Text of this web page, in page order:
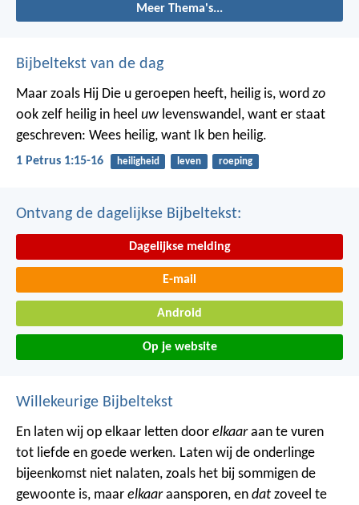
Meer Thema's...
Bijbeltekst van de dag
Maar zoals Hij Die u geroepen heeft, heilig is, word zo
ook zelf heilig in heel uw levenswandel, want er staat
geschreven: Wees heilig, want Ik ben heilig.
1 Petrus 1:15-16 heiligheid leven roeping
Ontvang de dagelijkse Bijbeltekst:
Dagelijkse melding
E-mail
Android
Op je website
Willekeurige Bijbeltekst
En laten wij op elkaar letten door elkaaraan te vuren
tot liefde en goede werken. Laten wij de onderlinge
bijeenkomst niet nalaten, zoals het bij sommigen de
gewoonte is, maar elkaaraansporen, en dat zoveel te